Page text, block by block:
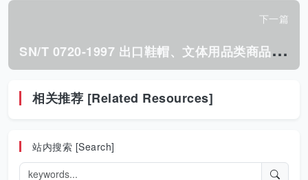
下一篇
S
N/T 0720-1997 出口鞋帽、文体用品类商品 运输包装检验规程.pdf
相关推荐 [Related Resources]
站内搜索 [Search]